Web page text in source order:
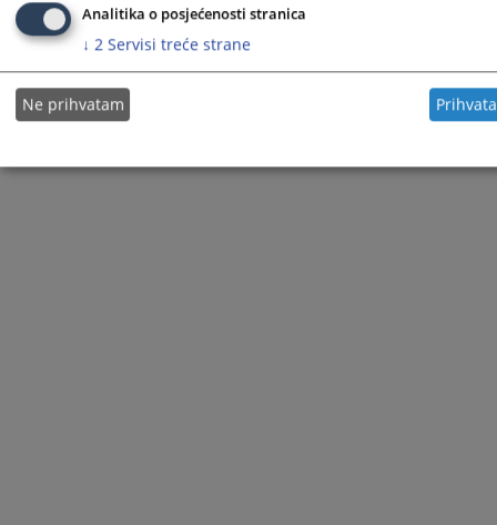
Analitika o posjećenosti stranica
↓ 2 Servisi treće strane
Ne prihvatam